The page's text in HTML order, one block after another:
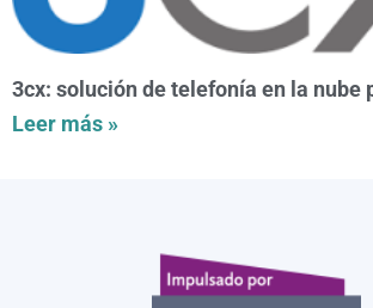
3cx: solución de telefonía en la nube
Leer más »